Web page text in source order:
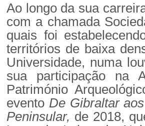
Ao longo da sua
com a chamada
quais foi
territórios de baixa
Universidade, numa
sua participação na
Património
evento De Gibraltar
Peninsular, de 2018,